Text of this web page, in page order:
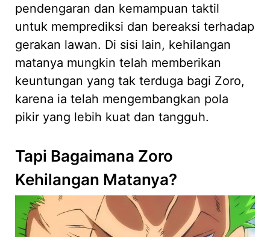
pendengaran dan kemampuan taktil
untuk memprediksi dan bereaksi terhadap
gerakan lawan. Di sisi lain, kehilangan
matanya mungkin telah memberikan
keuntungan yang tak terduga bagi Zoro,
karena ia telah mengembangkan pola
pikir yang lebih kuat dan tangguh.
Tapi Bagaimana Zoro
Kehilangan Matanya?